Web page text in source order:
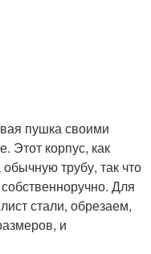
пушка своими
Этот корпус, как
трубу, так что
Для
стали, обрезаем,
и